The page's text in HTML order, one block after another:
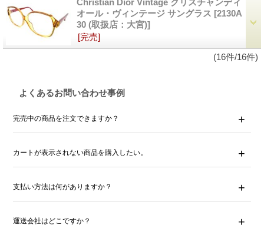
Christian Dior Vintage クリスチャンディ
オール・ヴィンテージ サングラス [2130A
30 (取扱店：大宮)]
[完売]
(16件/16件)
よくあるお問い合わせ事例
完売中の商品を注文できますか？
カートが表示されない商品を購入したい。
支払い方法は何がありますか？
運送会社はどこですか？